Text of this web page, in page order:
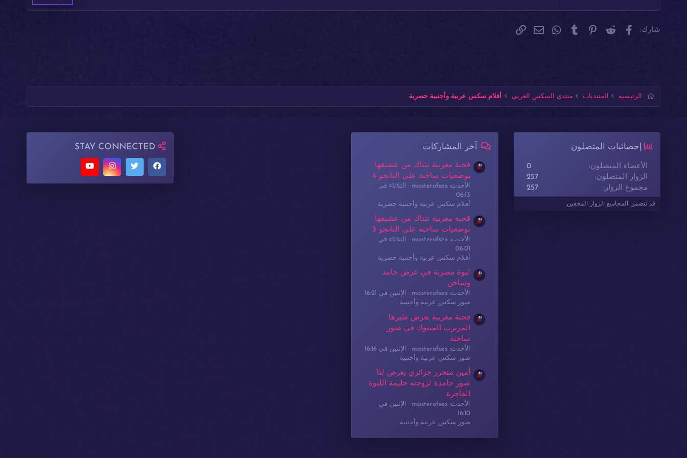
شارك: فيسبوكReddit
Pinterest
Tumblr
WhatsAppالبريد الإلكتروني
الرئيسية المنتديات منتدى السكس العربي أفلام سكس عربية وأجنبية حصرية
إحصائيات المتصلون
الأعضاء المتصلون
0
الزوار المتصلون
257
مجموع الزوار
257
قد تتضمن المجاميع الزوار المخفين.
آخر المشاركات
قحبة مغربية تتناك من عشيقها
بوضعيات ساخنة على التانجو 4
الأحدث: masterofsex
الثلاثاء في
06:13
أفلام سكس عربية وأجنبية حصرية
قحبة مغربية تتناك من عشيقها
بوضعيات ساخنة على التانجو 3
الأحدث: masterofsex
الثلاثاء في
06:01
أفلام سكس عربية وأجنبية حصرية
لبوة مصرية في عرض جامد
وساخن
الأحدث: masterofsex
الإثنين في 16:21
صور سكس عربية وأجنبية
قحبة مغربية تعرض طيزها
المربرب المنيوك في صور
ساخنة
الأحدث: masterofsex
الإثنين في 16:16
صور سكس عربية وأجنبية
أمين متحرر جزائري يعرض لنا
صور جامدة لزوجته حليمة اللبوة
الفاجرة
الأحدث: masterofsex
الإثنين في
16:10
صور سكس عربية وأجنبية
STAY CONNECTED